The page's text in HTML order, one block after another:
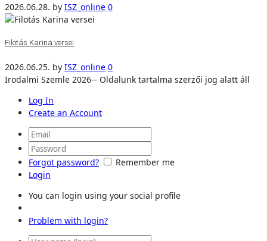
2026.06.28. by ISZ_online 0
Filotás Karina versei
2026.06.25. by ISZ_online 0
Irodalmi Szemle 2026-- Oldalunk tartalma szerzői jog alatt áll
Log In
Create an Account
Forgot password?
Remember me
Login
You can login using your social profile
Problem with login?